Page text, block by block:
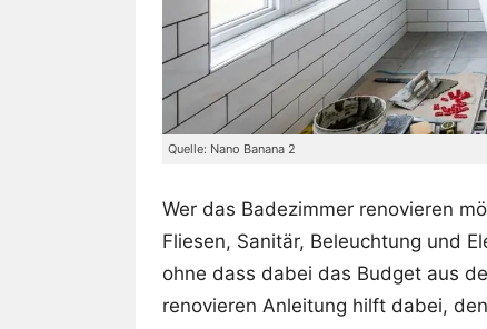
Quelle: Nano Banana 2
Wer das Badezimmer renovieren
Fliesen, Sanitär, Beleuchtung und
ohne dass dabei das Budget aus
renovieren Anleitung hilft dabei,